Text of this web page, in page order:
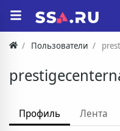
Пользователи
Профиль Лента